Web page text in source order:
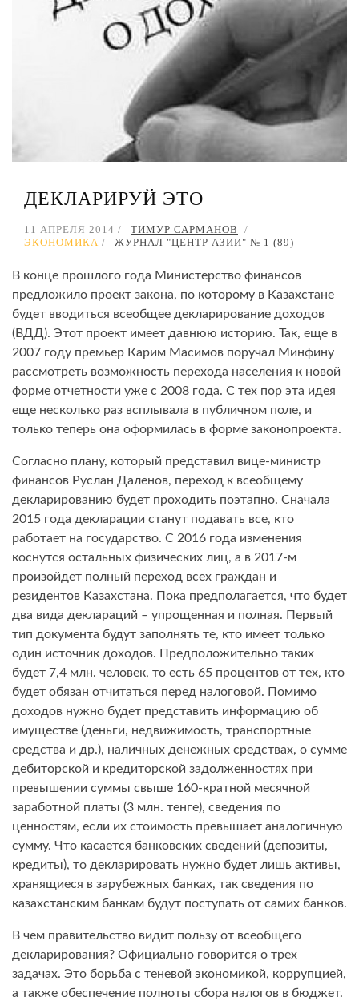
ДЕКЛАРИРУЙ ЭТО
11 АПРЕЛЯ 2014
ТИМУР САРМАНОВ
ЭКОНОМИКА
ЖУРНАЛ "ЦЕНТР АЗИИ" № 1 (89)
В конце прошлого года Министерство финансов
предложило проект закона, по которому в Казахстане
будет вводиться всеобщее декларирование доходов
(ВДД). Этот проект имеет давнюю историю. Так, еще в
2007 году премьер Карим Масимов поручал Минфину
рассмотреть возможность перехода населения к новой
форме отчетности уже с 2008 года. С тех пор эта идея
еще несколько раз всплывала в публичном поле, и
только теперь она оформилась в форме законопроекта.
Согласно плану, который представил вице-министр
финансов Руслан Даленов, переход к всеобщему
декларированию будет проходить поэтапно. Сначала
2015 года декларации станут подавать все, кто
работает на государство. С 2016 года изменения
коснутся остальных физических лиц, а в 2017-м
произойдет полный переход всех граждан и
резидентов Казахстана. Пока предполагается, что будет
два вида деклараций – упрощенная и полная. Первый
тип документа будут заполнять те, кто имеет только
один источник доходов. Предположительно таких
будет 7,4 млн. человек, то есть 65 процентов от тех, кто
будет обязан отчитаться перед налоговой. Помимо
доходов нужно будет представить информацию об
имуществе (деньги, недвижимость, транспортные
средства и др.), наличных денежных средствах, о сумме
дебиторской и кредиторской задолженностях при
превышении суммы свыше 160-кратной месячной
заработной платы (3 млн. тенге), сведения по
ценностям, если их стоимость превышает аналогичную
сумму. Что касается банковских сведений (депозиты,
кредиты), то декларировать нужно будет лишь активы,
хранящиеся в зарубежных банках, так сведения по
казахстанским банкам будут поступать от самих банков.
В чем правительство видит пользу от всеобщего
декларирования? Официально говорится о трех
задачах. Это борьба с теневой экономикой, коррупцией,
а также обеспечение полноты сбора налогов в бюджет.